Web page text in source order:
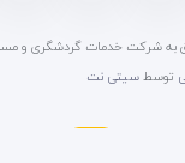
به شرکت خدمات گردشگری و
توسط سیتی نت